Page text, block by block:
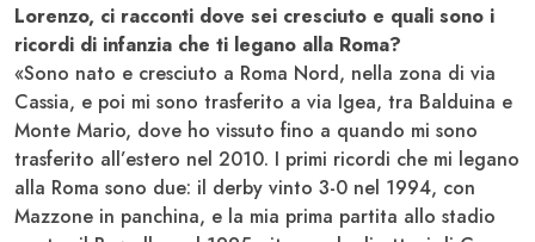
Lorenzo, ci racconti dove sei cresciuto e quali sono i
ricordi di infanzia che ti legano alla Roma?
«Sono nato e cresciuto a Roma Nord, nella zona di via
Cassia, e poi mi sono trasferito a via Igea, tra Balduina e
Monte Mario, dove ho vissuto fino a quando mi sono
trasferito all’estero nel 2010. I primi ricordi che mi legano
alla Roma sono due: il derby vinto 3-0 nel 1994, con
Mazzone in panchina, e la mia prima partita allo stadio